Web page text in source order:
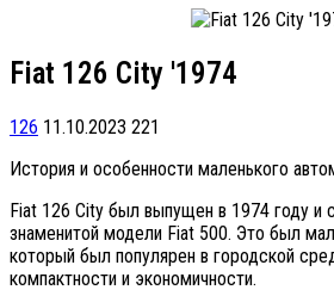
Fiat 126 City '1974
126 11.10.2023 221
История и особенности маленького
Fiat 126 City был выпущен в 1974 году и
знаменитой модели Fiat 500. Это был
который был популярен в городской
компактности и экономичности.